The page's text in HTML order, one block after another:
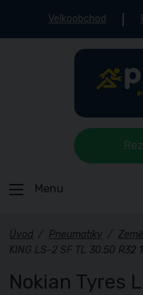
Velkoobchod
Menu
Úvod / Pneumatiky /
KING LS-2 SF TL 30.50 R32
Nokian Tyres